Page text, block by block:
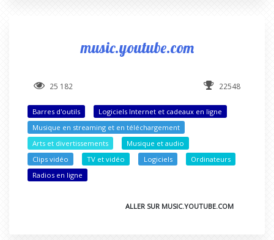
music.youtube.com
25 182 22548
Barres d'outils
Logiciels Internet et cadeaux en ligne
Musique en streaming et en téléchargement
Arts et divertissements
Musique et audio
Clips vidéo
TV et vidéo Logiciels
Ordinateurs
Radios en ligne
ALLER SUR MUSIC.YOUTUBE.COM